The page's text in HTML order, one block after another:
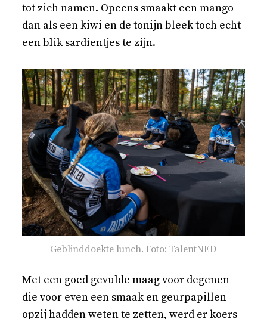
tot zich namen. Opeens smaakt een mango
dan als een kiwi en de tonijn bleek toch echt
een blik sardientjes te zijn.
Geblinddoekte lunch. Foto: TalentNED
Met een goed gevulde maag voor degenen
die voor even een smaak en geurpapillen
opzij hadden weten te zetten, werd er koers